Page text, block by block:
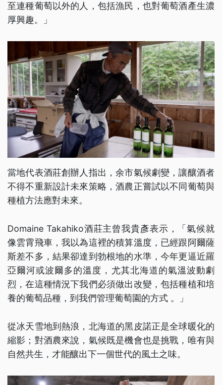
至連種葡萄以外的人，包括漁民，也對葡萄酒產生濃
厚興趣。」
當地代表酒莊創辦人指出，余市氣候劇變，讓釀酒者
不得不重新設計未來策略，酒農正嘗試以不同葡萄與
種植方法應對未來。
Domaine Takahiko酒莊主曾我貴彥表示，「氣候就
像雲霄飛車，我以為這裡的積算溫度，已經跟阿爾薩
斯差不多，結果卻達到勃根地的水準，今年更逼近羅
亞爾河或波爾多的溫度，尤其北海道的氣溫波動劇
烈，在這種情況下我們必須做出改變，包括種植和培
養的葡萄品種，到我們管理葡萄園的方式 。」
從冰天雪地到熱浪，北海道的黑皮諾正是全球暖化的
縮影；對酒農來說，氣候既是機會也是挑戰，唯有與
自然共生，才能釀出下一個世代的風土之味。